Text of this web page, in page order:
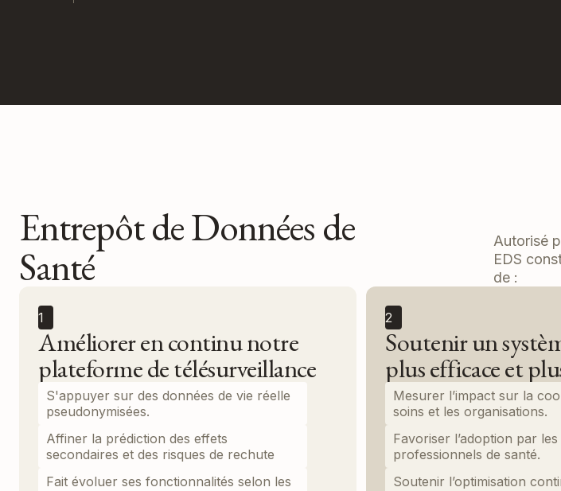
Entrepôt de Données de
Santé
Autorisé
EDS
de :
1
Améliorer en continu notre
plateforme de télésurveillance
S'appuyer sur des données de vie réelle
pseudonymisées.
Affiner la prédiction des effets
secondaires et des risques de rechute
Fait évoluer ses fonctionnalités selon les
2
Soutenir un
plus efficace et
Mesurer l’impact sur la
soins et les organisations.
Favoriser l’adoption par
professionnels de santé.
Soutenir l’optimisation